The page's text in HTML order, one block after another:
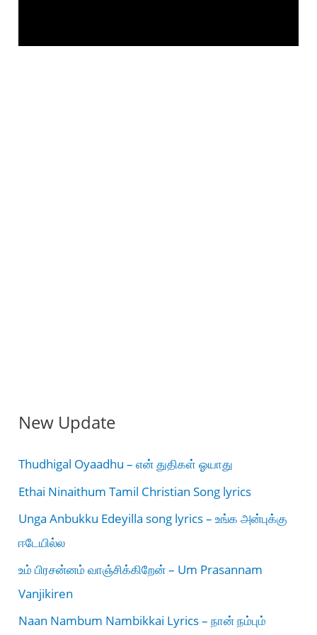
New Update
Thudhigal Oyaadhu – என் துதிகள் ஓயாது
Ethai Ninaithum Tamil Christian Song lyrics
Unga Anbukku Edeyilla song lyrics – உங்க அன்புக்கு
ஈடேயில்ல
உம் பிரசன்னம் வாஞ்சிக்கிறேன் – Um Prasannam
Vanjikiren
Naan Nambum Nambikkai Lyrics – நான் நம்பும்